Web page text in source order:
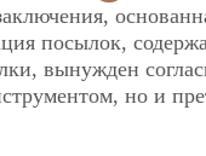
посылок,
вынужден
но и